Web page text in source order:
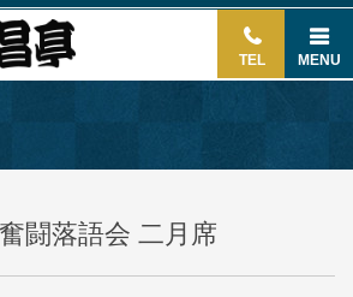
TEL MENU
闘落語会 二月席